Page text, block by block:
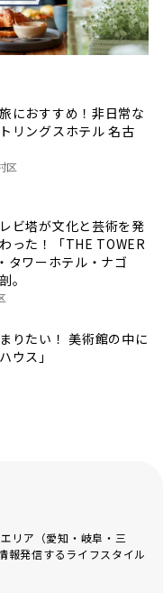
におすすめ！非日常な
リングスホテル 名古
区
ビ塔が文化と芸術を発
った！「THE TOWER
タワーホテル・ナゴ
。
りたい！ 美術館の中に
ウス」
リア（愛知・岐阜・三
報発信するライフスタイル